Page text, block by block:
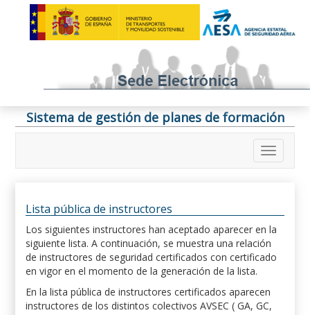
Sistema de gestión de planes de formación
Lista pública de instructores
Los siguientes instructores han aceptado aparecer en la
siguiente lista. A continuación, se muestra una relación
de instructores de seguridad certificados con certificado
en vigor en el momento de la generación de la lista.
En la lista pública de instructores certificados aparecen
instructores de los distintos colectivos AVSEC ( GA, GC,